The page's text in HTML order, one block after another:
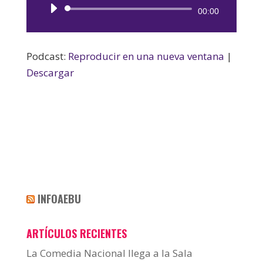
Reproductor
00:00
Podcast: Reproducir en una nueva ventana |
Descargar
INFOAEBU
ARTÍCULOS RECIENTES
La Comedia Nacional llega a la Sala